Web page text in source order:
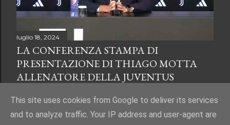
luglio 18, 2024
LA CONFERENZA STAMPA DI
PRESENTAZIONE DI THIAGO MOTTA
ALLENATORE DELLA JUVENTUS
This site uses cookies from Google to deliver its services
and to analyze traffic. Your IP address and user-agent are